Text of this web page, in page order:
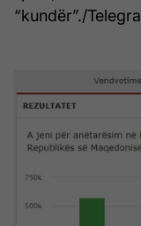
“kundër”./